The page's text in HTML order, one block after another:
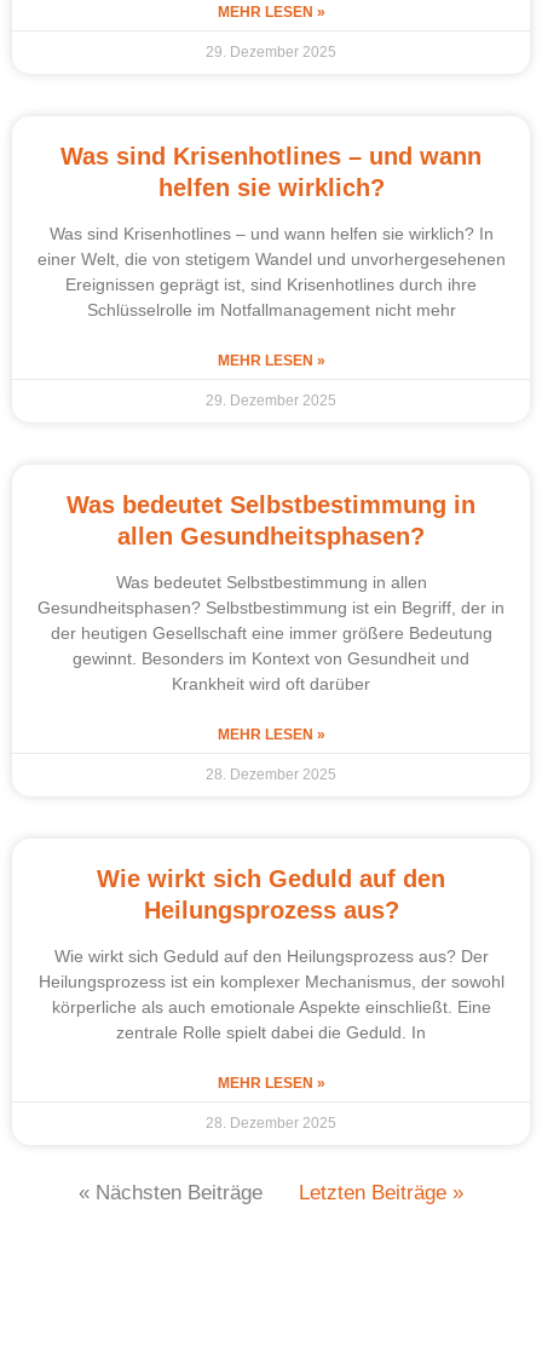
MEHR LESEN »
29. Dezember 2025
Was sind Krisenhotlines – und wann
helfen sie wirklich?
Was sind Krisenhotlines – und wann helfen sie wirklich? In
einer Welt, die von stetigem Wandel und unvorhergesehenen
Ereignissen geprägt ist, sind Krisenhotlines durch ihre
Schlüsselrolle im Notfallmanagement nicht mehr
MEHR LESEN »
29. Dezember 2025
Was bedeutet Selbstbestimmung in
allen Gesundheitsphasen?
Was bedeutet Selbstbestimmung in allen
Gesundheitsphasen? Selbstbestimmung ist ein Begriff, der in
der heutigen Gesellschaft eine immer größere Bedeutung
gewinnt. Besonders im Kontext von Gesundheit und
Krankheit wird oft darüber
MEHR LESEN »
28. Dezember 2025
Wie wirkt sich Geduld auf den
Heilungsprozess aus?
Wie wirkt sich Geduld auf den Heilungsprozess aus? Der
Heilungsprozess ist ein komplexer Mechanismus, der sowohl
körperliche als auch emotionale Aspekte einschließt. Eine
zentrale Rolle spielt dabei die Geduld. In
MEHR LESEN »
28. Dezember 2025
« Nächsten Beiträge Letzten Beiträge »